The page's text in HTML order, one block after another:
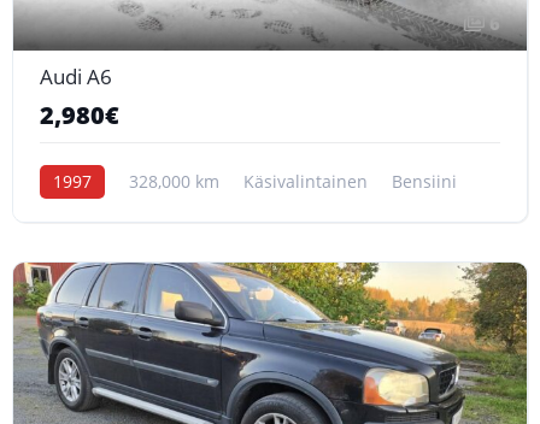
6
Audi A6
2,980€
1997 328,000 km Käsivalintainen Bensiini